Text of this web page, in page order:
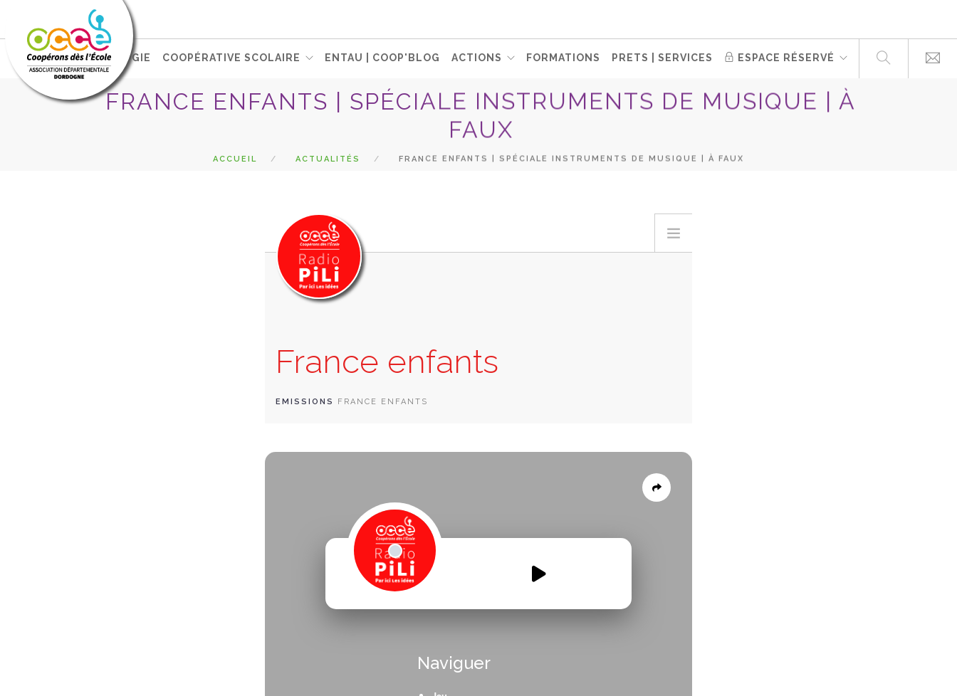
L'OCCE PÉDAGOGIE COOPÉRATIVE SCOLAIRE ENTAU | COOP'BLOG ACTIONS FORMATIONS PRETS | SERVICES ESPACE RÉSERVÉ
FRANCE ENFANTS | SPÉCIALE INSTRUMENTS DE MUSIQUE | À
FAUX
ACCUEIL ACTUALITÉS FRANCE ENFANTS | SPÉCIALE INSTRUMENTS DE MUSIQUE | À FAUX